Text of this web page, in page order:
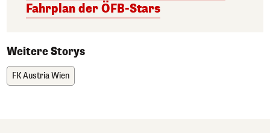
Fahrplan der ÖFB-Stars
Weitere Storys
FK Austria Wien